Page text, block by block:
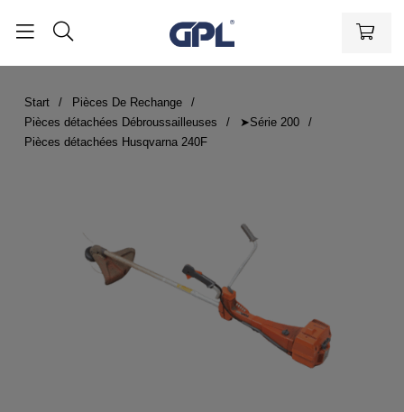
Start
Pièces De Rechange
Pièces détachées Débroussailleuses
➤Série 200
Pièces détachées Husqvarna 240F